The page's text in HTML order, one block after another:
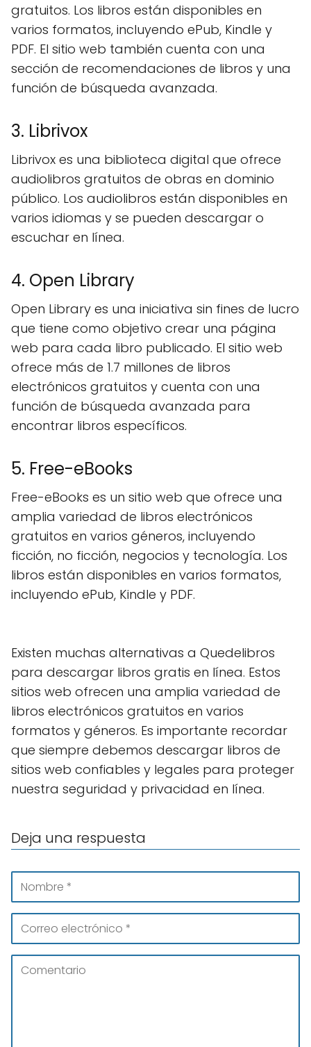
gratuitos. Los libros están disponibles en
varios formatos, incluyendo ePub, Kindle y
PDF. El sitio web también cuenta con una
sección de recomendaciones de libros y una
función de búsqueda avanzada.
3. Librivox
Librivox es una biblioteca digital que ofrece
audiolibros gratuitos de obras en dominio
público. Los audiolibros están disponibles en
varios idiomas y se pueden descargar o
escuchar en línea.
4. Open Library
Open Library es una iniciativa sin fines de lucro
que tiene como objetivo crear una página
web para cada libro publicado. El sitio web
ofrece más de 1.7 millones de libros
electrónicos gratuitos y cuenta con una
función de búsqueda avanzada para
encontrar libros específicos.
5. Free-eBooks
Free-eBooks es un sitio web que ofrece una
amplia variedad de libros electrónicos
gratuitos en varios géneros, incluyendo
ficción, no ficción, negocios y tecnología. Los
libros están disponibles en varios formatos,
incluyendo ePub, Kindle y PDF.
Existen muchas alternativas a Quedelibros
para descargar libros gratis en línea. Estos
sitios web ofrecen una amplia variedad de
libros electrónicos gratuitos en varios
formatos y géneros. Es importante recordar
que siempre debemos descargar libros de
sitios web confiables y legales para proteger
nuestra seguridad y privacidad en línea.
Deja una respuesta